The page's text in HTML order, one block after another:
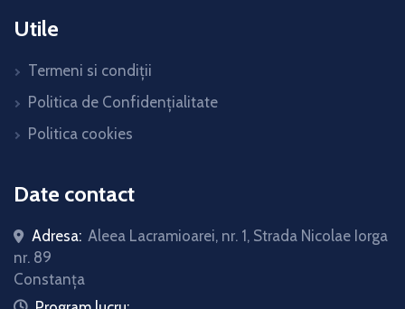
Utile
Termeni si condiții
Politica de Confidențialitate
Politica cookies
Date contact
Adresa: Aleea Lacramioarei, nr. 1, Strada Nicolae Iorga
nr. 89
Constanța
icon